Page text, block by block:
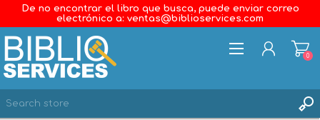
De no encontrar el libro que busca, puede enviar correo
electrónico a: ventas@biblioservices.com
0